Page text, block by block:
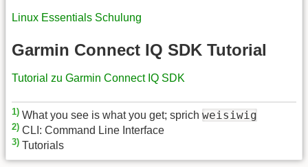
Linux Essentials Schulung
Garmin Connect IQ SDK Tutorial
Tutorial zu Garmin Connect IQ SDK
1) What you see is what you get; sprich weisiwig
2) CLI: Command Line Interface
3) Tutorials